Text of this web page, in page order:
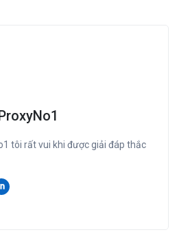
tôi rất vui khi được giải đáp thắc